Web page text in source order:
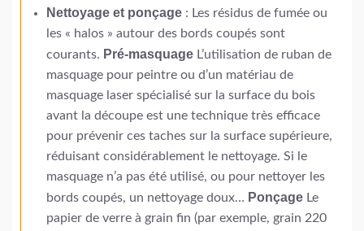
Nettoyage et ponçage: Les résidus de fumée ou
les « halos » autour des bords coupés sont
courants. Pré-masquageL’utilisation de ruban de
masquage pour peintre ou d’un matériau de
masquage laser spécialisé sur la surface du bois
avant la découpe est une technique très efficace
pour prévenir ces taches sur la surface supérieure,
réduisant considérablement le nettoyage. Si le
masquage n’a pas été utilisé, ou pour nettoyer les
bords coupés, un nettoyage doux… PonçageLe
papier de verre à grain fin (par exemple, grain 220